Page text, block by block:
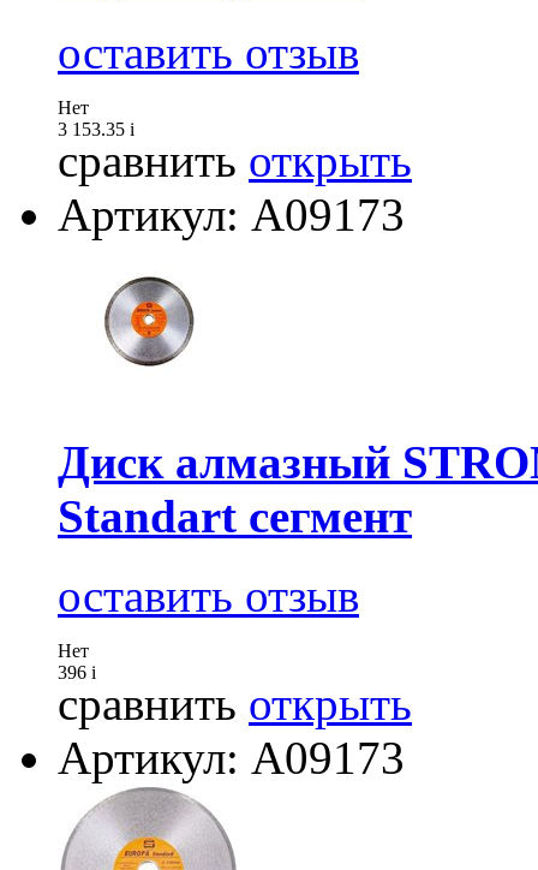
оставить отзыв
Нет
3 153.35 i
сравнить открыть
Артикул: А09173
Диск алмазный
Standart сегмент
оставить отзыв
Нет
396 i
сравнить открыть
Артикул: А09173